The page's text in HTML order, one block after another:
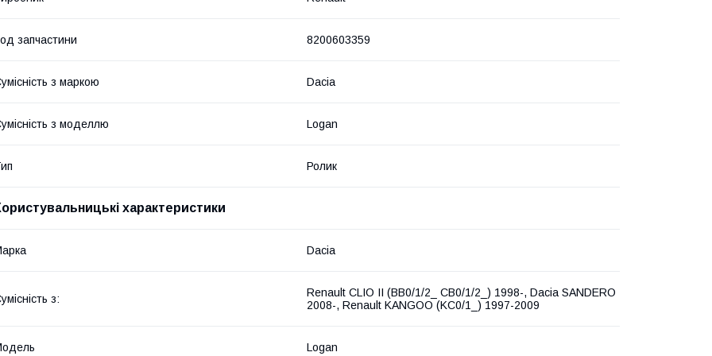
запчастини 8200603359
з маркою Dacia
з моделлю Logan
Ролик
характеристики
Dacia
з:
Renault CLIO II (BB0/1/2_ CB0/1/2_) 1998-, Dacia SANDERO
2008-, Renault KANGOO (KC0/1_) 1997-2009
Logan